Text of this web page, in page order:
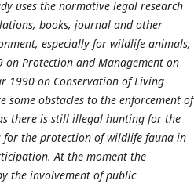
uses the normative legal research
books, journal and other
especially for wildlife animals,
on Protection and Management on
1990 on Conservation of Living
some obstacles to the enforcement of
there is still illegal hunting for the
the protection of wildlife fauna in
At the moment the
the involvement of public